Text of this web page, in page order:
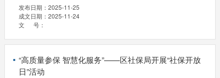
发布日期： 2025-11-25
成文日期： 2025-11-24
文 号：
“高质量参保 智慧化服务”——区社保局开展“社保开放
日”活动